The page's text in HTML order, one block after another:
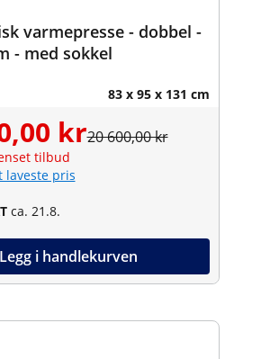
varmepresse - dobbel -
- med sokkel
83 x 95 x 131 cm
kr20 600,00 kr
tilbud
laveste pris
ca. 21.8.
Legg i handlekurven